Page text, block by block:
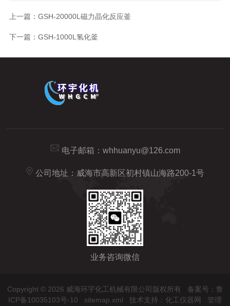
上一篇： GSH-20000L磁力晶化反应釜
下一篇： GSH-1000L氢化釜
电子邮箱： whhuanyu@126.com
公司地址：威海市高新区初村镇山海路200-1号
业务咨询微信
Copyright © 2026 威海环宇化工机械有限公司版权所有 备案号：鲁
ICP备10035103号-10
sitemap.xml 技术支持： 化工仪器网 管理